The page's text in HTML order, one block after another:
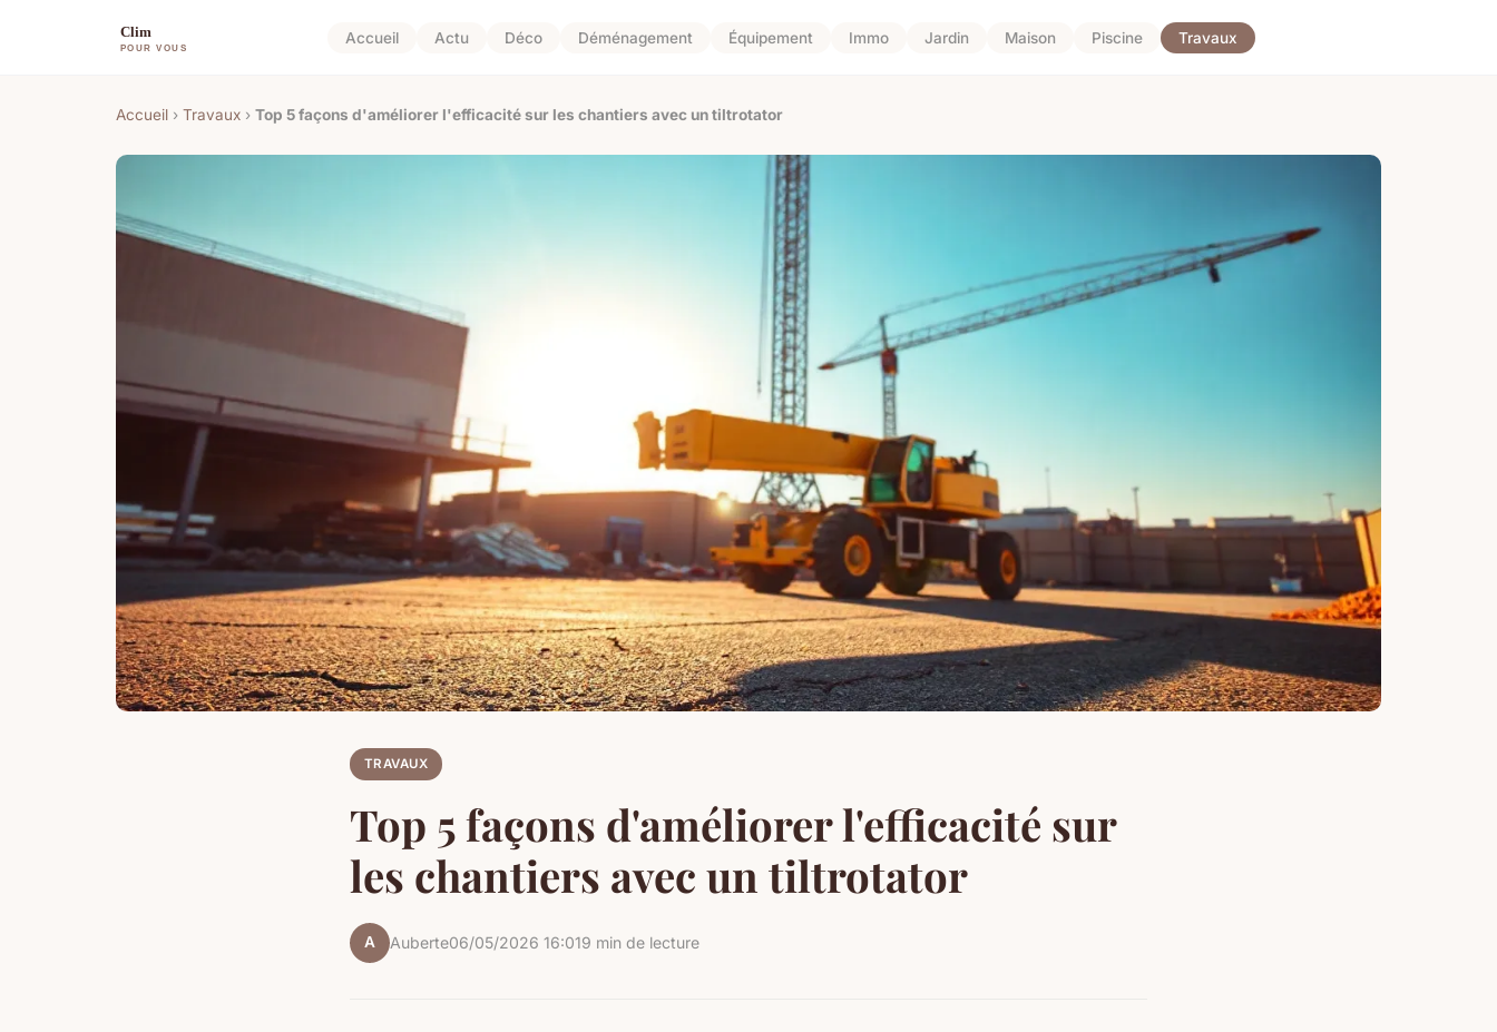
Accueil Actu Déco Déménagement Équipement Immo Jardin Maison Piscine Travaux
Accueil › Travaux › Top 5 façons d'améliorer l'efficacité sur les chantiers avec un tiltrotator
TRAVAUX
Top 5 façons d'améliorer l'efficacité sur
les chantiers avec un tiltrotator
A Auberte06/05/2026 16:019 min de lecture